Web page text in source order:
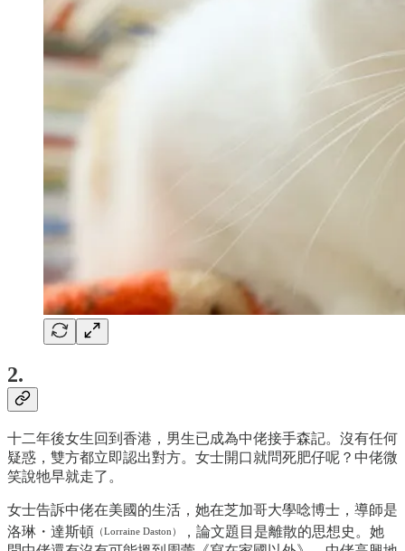
2.
十二年後女生回到香港，男生已成為中佬接手森記。沒有任何
疑惑，雙方都立即認出對方。女士開口就問死肥仔呢？中佬微
笑說牠早就走了。
女士告訴中佬在美國的生活，她在芝加哥大學唸博士，導師是
洛琳・達斯頓 （Lorraine Daston）
，論文題目是離散的思想史。她